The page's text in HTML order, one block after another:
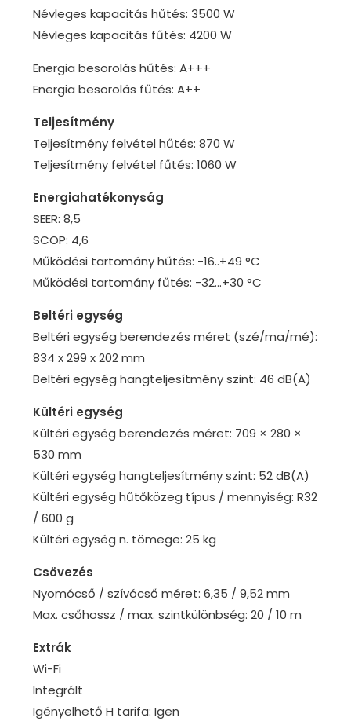
Névleges kapacitás hűtés: 3500 W
Névleges kapacitás fűtés: 4200 W
Energia besorolás hűtés: A+++
Energia besorolás fűtés: A++
Teljesítmény
Teljesítmény felvétel hűtés: 870 W
Teljesítmény felvétel fűtés: 1060 W
Energiahatékonyság
SEER: 8,5
SCOP: 4,6
Működési tartomány hűtés: -16..+49 °C
Működési tartomány fűtés: -32…+30 °C
Beltéri egység
Beltéri egység berendezés méret (szé/ma/mé):
834 x 299 x 202 mm
Beltéri egység hangteljesítmény szint: 46 dB(A)
Kültéri egység
Kültéri egység berendezés méret: 709 × 280 ×
530 mm
Kültéri egység hangteljesítmény szint: 52 dB(A)
Kültéri egység hűtőközeg típus / mennyiség: R32
/ 600 g
Kültéri egység n. tömege: 25 kg
Csövezés
Nyomócső / szívócső méret: 6,35 / 9,52 mm
Max. csőhossz / max. szintkülönbség: 20 / 10 m
Extrák
Wi-Fi
Integrált
Igényelhető H tarifa: Igen